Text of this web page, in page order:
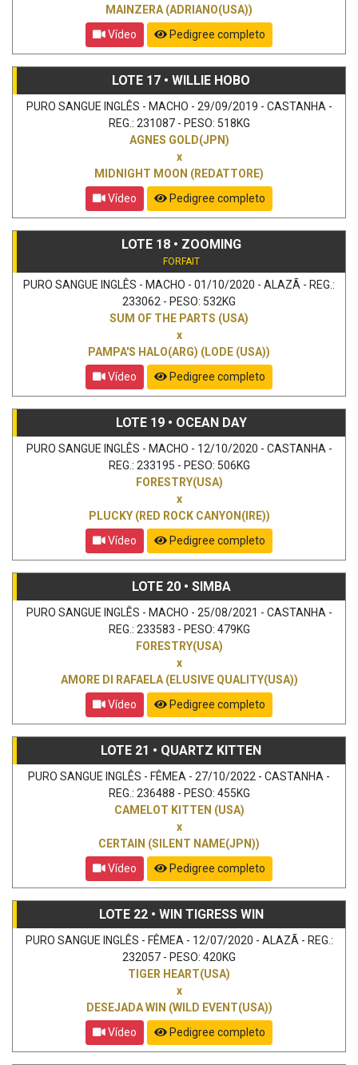
MAINZERA (ADRIANO(USA))
Vídeo
Pedigree completo
LOTE 17 • WILLIE HOBO
PURO SANGUE INGLÊS - MACHO - 29/09/2019 - CASTANHA -
REG.: 231087 - PESO: 518KG
AGNES GOLD(JPN)
x
MIDNIGHT MOON (REDATTORE)
Vídeo
Pedigree completo
LOTE 18 • ZOOMING
FORFAIT
PURO SANGUE INGLÊS - MACHO - 01/10/2020 - ALAZÃ - REG.:
233062 - PESO: 532KG
SUM OF THE PARTS (USA)
x
PAMPA'S HALO(ARG) (LODE (USA))
Vídeo
Pedigree completo
LOTE 19 • OCEAN DAY
PURO SANGUE INGLÊS - MACHO - 12/10/2020 - CASTANHA -
REG.: 233195 - PESO: 506KG
FORESTRY(USA)
x
PLUCKY (RED ROCK CANYON(IRE))
Vídeo
Pedigree completo
LOTE 20 • SIMBA
PURO SANGUE INGLÊS - MACHO - 25/08/2021 - CASTANHA -
REG.: 233583 - PESO: 479KG
FORESTRY(USA)
x
AMORE DI RAFAELA (ELUSIVE QUALITY(USA))
Vídeo
Pedigree completo
LOTE 21 • QUARTZ KITTEN
PURO SANGUE INGLÊS - FÊMEA - 27/10/2022 - CASTANHA -
REG.: 236488 - PESO: 455KG
CAMELOT KITTEN (USA)
x
CERTAIN (SILENT NAME(JPN))
Vídeo
Pedigree completo
LOTE 22 • WIN TIGRESS WIN
PURO SANGUE INGLÊS - FÊMEA - 12/07/2020 - ALAZÃ - REG.:
232057 - PESO: 420KG
TIGER HEART(USA)
x
DESEJADA WIN (WILD EVENT(USA))
Vídeo
Pedigree completo